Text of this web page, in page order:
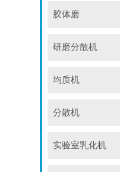
胶体磨
研磨分散机
均质机
分散机
实验室乳化机